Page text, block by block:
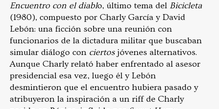
Encuentro con el diablo, último tema del Bicicleta
(1980), compuesto por Charly García y David
Lebón: una ficción sobre una reunión con
funcionarios de la dictadura militar que buscaban
simular diálogo con ciertos jóvenes alternativos.
Aunque Charly relató haber enfrentado al asesor
presidencial esa vez, luego él y Lebón
desmintieron que el encuentro hubiera pasado y
atribuyeron la inspiración a un riff de Charly